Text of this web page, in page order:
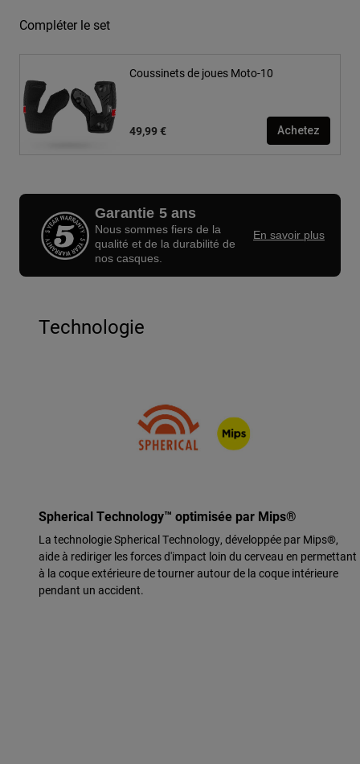
Compléter le set
Coussinets de joues Moto-10
49,99 € Achetez
Garantie 5 ans
Nous sommes fiers de la
qualité et de la durabilité de
nos casques.
En savoir plus
Technologie
Spherical Technology™ optimisée par Mips®
La technologie Spherical Technology, développée par Mips®,
aide à rediriger les forces d'impact loin du cerveau en permettant
à la coque extérieure de tourner autour de la coque intérieure
pendant un accident.